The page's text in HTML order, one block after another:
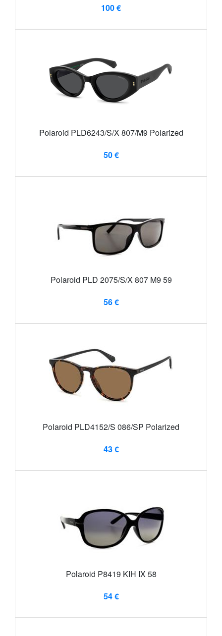
100 €
Polaroid PLD6243/S/X 807/M9 Polarized
50 €
Polaroid PLD 2075/S/X 807 M9 59
56 €
Polaroid PLD4152/S 086/SP Polarized
43 €
Polaroid P8419 KIH IX 58
54 €